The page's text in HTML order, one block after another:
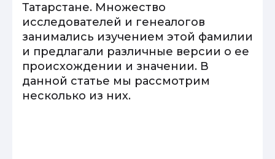
Татарстане. Множество
исследователей и генеалогов
занимались изучением этой фамилии
и предлагали различные версии о ее
происхождении и значении. В
данной статье мы рассмотрим
несколько из них.